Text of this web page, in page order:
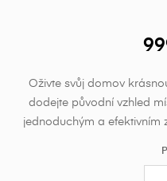
Oživte svůj domov
dodejte původní vzhled
jednoduchým a efektivním